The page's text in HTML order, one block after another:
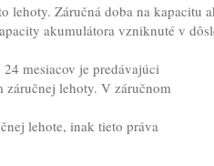
Záručná doba na kapacitu
akumulátora vzniknuté v
mesiacov je predávajúci
lehoty. V záručnom
lehote, inak tieto práva